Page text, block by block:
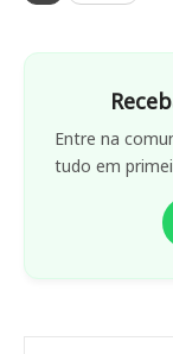
Entre na
tudo em